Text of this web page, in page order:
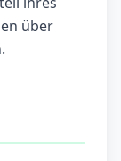
über